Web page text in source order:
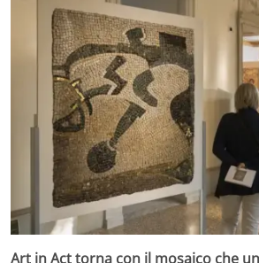
Art in Act torna con il mosaico che